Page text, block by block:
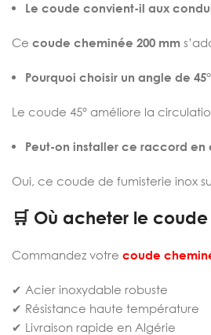
Le coude convient-il aux
Ce coude cheminée 200 mm
Pourquoi choisir un angle de
Le coude 45° améliore la
Peut-on installer ce raccord en
Oui, ce coude de fumisterie inox
🛒 Où acheter le
Commandez votre coude
✔ Acier inoxydable robuste
✔ Résistance haute température
✔ Livraison rapide en Algérie